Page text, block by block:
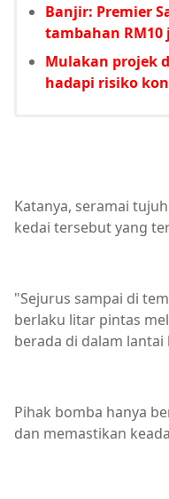
Banjir: Premier
tambahan RM10
Mulakan projek
hadapi risiko
Katanya, seramai
kedai tersebut yang
"Sejurus sampai di
berlaku litar pintas
berada di dalam
Pihak bomba hanya
dan memastikan